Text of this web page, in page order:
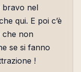
bravo nel
qui. E poi c’è
che non
se si fanno
!